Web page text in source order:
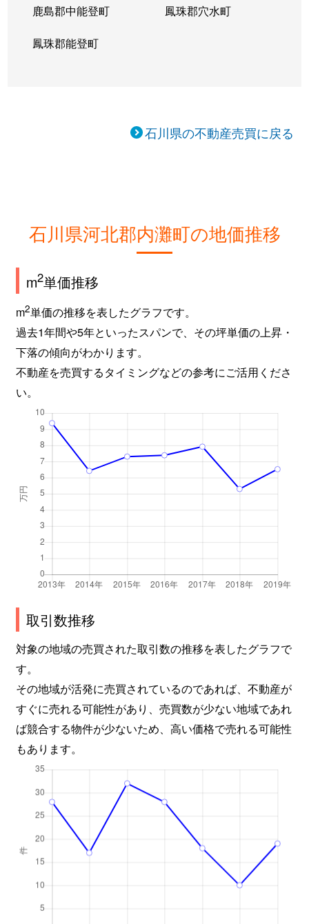
鹿島郡中能登町 鳳珠郡穴水町
鳳珠郡能登町
石川県の不動産売買に戻る
石川県河北郡内灘町の地価推移
m2単価推移
m2単価の推移を表したグラフです。
過去1年間や5年といったスパンで、その坪単価の上昇・
下落の傾向がわかります。
不動産を売買するタイミングなどの参考にご活用くださ
い。
取引数推移
対象の地域の売買された取引数の推移を表したグラフで
す。
その地域が活発に売買されているのであれば、不動産が
すぐに売れる可能性があり、売買数が少ない地域であれ
ば競合する物件が少ないため、高い価格で売れる可能性
もあります。